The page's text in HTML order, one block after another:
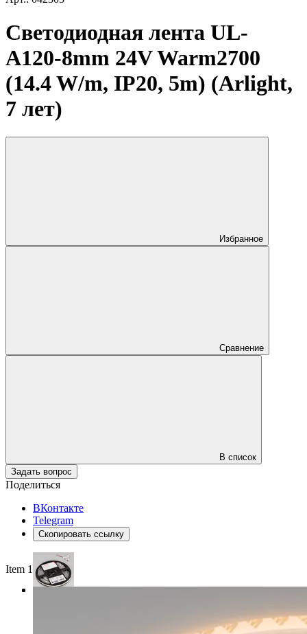
Светодиодная лента UL-
A120-8mm 24V Warm2700
(14.4 W/m, IP20, 5m) (Arlight,
7 лет)
Избранное
Сравнение
В список
Задать вопрос
Поделиться
ВКонтакте
Telegram
Скопировать ссылку
Item 1 of 3